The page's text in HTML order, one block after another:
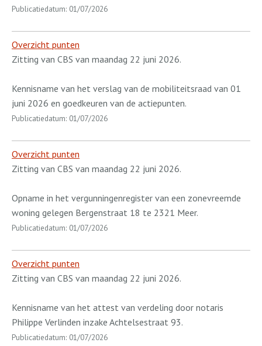
Publicatiedatum: 01/07/2026
Overzicht punten
Zitting van CBS van maandag 22 juni 2026.
Kennisname van het verslag van de mobiliteitsraad van 01
juni 2026 en goedkeuren van de actiepunten.
Publicatiedatum: 01/07/2026
Overzicht punten
Zitting van CBS van maandag 22 juni 2026.
Opname in het vergunningenregister van een zonevreemde
woning gelegen Bergenstraat 18 te 2321 Meer.
Publicatiedatum: 01/07/2026
Overzicht punten
Zitting van CBS van maandag 22 juni 2026.
Kennisname van het attest van verdeling door notaris
Philippe Verlinden inzake Achtelsestraat 93.
Publicatiedatum: 01/07/2026